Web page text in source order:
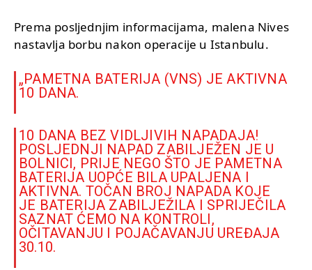
Prema posljednjim informacijama, malena Nives
nastavlja borbu nakon operacije u Istanbulu.
„PAMETNA BATERIJA (VNS) JE AKTIVNA
10 DANA.
10 DANA BEZ VIDLJIVIH NAPADAJA!
POSLJEDNJI NAPAD ZABILJEŽEN JE U
BOLNICI, PRIJE NEGO ŠTO JE PAMETNA
BATERIJA UOPĆE BILA UPALJENA I
AKTIVNA. TOČAN BROJ NAPADA KOJE
JE BATERIJA ZABILJEŽILA I SPRIJEČILA
SAZNAT ĆEMO NA KONTROLI,
OČITAVANJU I POJAČAVANJU UREĐAJA
30.10.